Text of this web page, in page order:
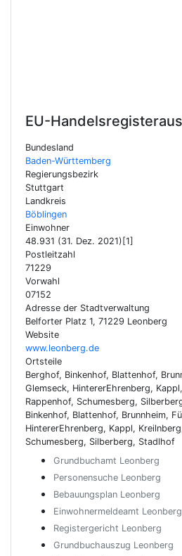
EU-
Bundesland
Baden-Württemberg
Regierungsbezirk
Stuttgart
Landkreis
Böblingen
Einwohner
48.931 (31. Dez. 2021)[1]
Postleitzahl
71229
Vorwahl
07152
Adresse der Stadtverwaltung
Belforter Platz 1, 71229 Leonberg
Website
www.leonberg.de
Ortsteile
Berghof, Binkenhof, Blattenhof,
Glemseck, HintererEhrenberg,
Rappenhof, Schumesberg,
Binkenhof, Blattenhof, Brunnheim,
HintererEhrenberg, Kappl,
Schumesberg, Silberberg, Stadlhof
Grundbuchamt Leonberg
Personensuche Leonberg
Bebauungsplan Leonberg
Einwohnermeldeamt Leonberg
Registergericht Leonberg
Grundbuchauszug Leonberg